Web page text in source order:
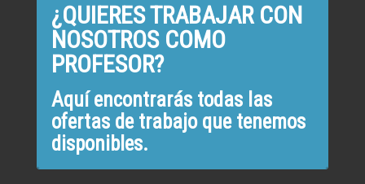
¿QUIERES TRABAJAR CON
NOSOTROS COMO
PROFESOR?
Aquí encontrarás todas las
ofertas de trabajo que tenemos
disponibles.